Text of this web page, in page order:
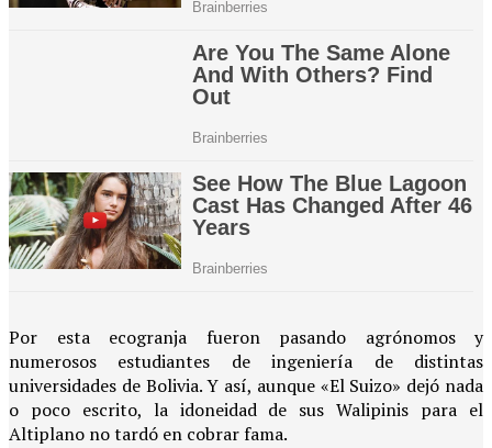
Por esta ecogranja fueron pasando agrónomos y
numerosos estudiantes de ingeniería de distintas
universidades de Bolivia. Y así, aunque «El Suizo» dejó nada
o poco escrito, la idoneidad de sus Walipinis para el
Altiplano no tardó en cobrar fama.